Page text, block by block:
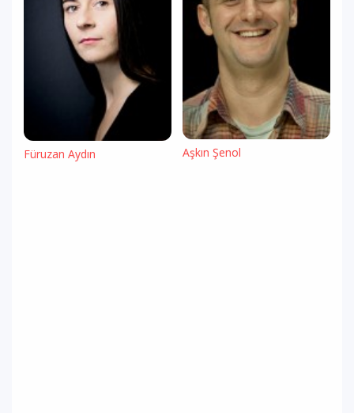
Füruzan Aydın Aşkın Şenol